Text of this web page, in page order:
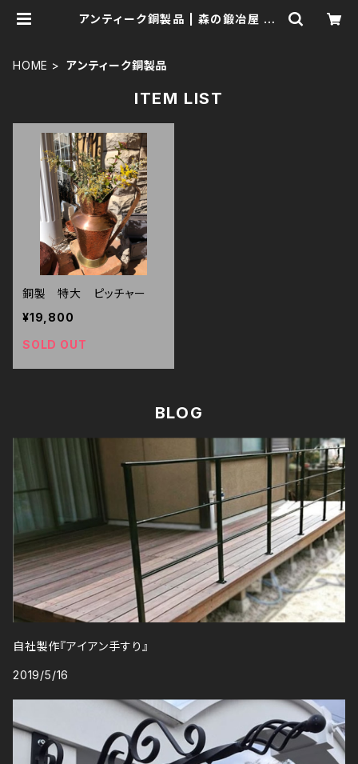
アンティーク銅製品 | 森の鍛冶屋 Fo
HOME アンティーク銅製品
ITEM LIST
銅製 特大 ピッチャー
¥19,800
SOLD OUT
BLOG
自社製作『アイアン手すり』
2019/5/16